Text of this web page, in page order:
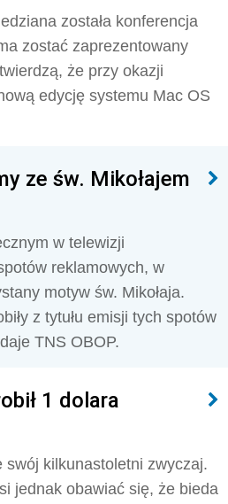
została konferencja
zostać zaprezentowany
że przy okazji
edycję systemu Mac OS
ze św. Mikołajem
w telewizji
reklamowych, w
motyw św. Mikołaja.
z tytułu emisji tych spotów
TNS OBOP.
1 dolara
swój kilkunastoletni zwyczaj.
jednak obawiać się, że bieda